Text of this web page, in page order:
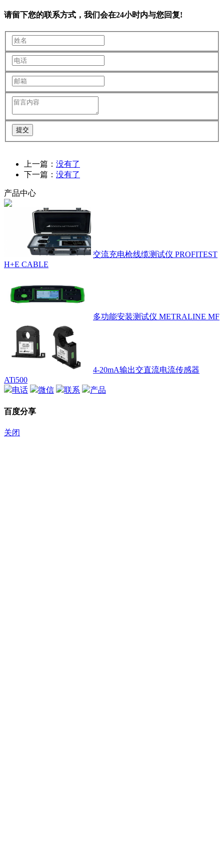
请留下您的联系方式，我们会在24小时内与您回复!
提交
上一篇： 没有了
下一篇： 没有了
产品中心
交流充电枪线缆测试仪 PROFITEST
H+E CABLE
多功能安装测试仪 METRALINE MF
4-20mA输出交直流电流传感器
ATi500
电话
微信 联系 产品
百度分享
关闭